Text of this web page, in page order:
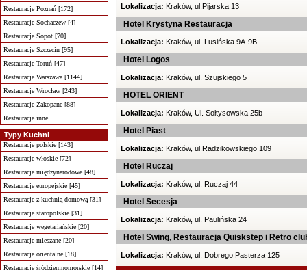
Restauracje Poznań [172]
Restauracje Sochaczew [4]
Restauracje Sopot [70]
Restauracje Szczecin [95]
Restauracje Toruń [47]
Restauracje Warszawa [1144]
Restauracje Wrocław [243]
Restauracje Zakopane [88]
Restauracje inne
Typy Kuchni
Restauracje polskie [143]
Restauracje włoskie [72]
Restauracje międzynarodowe [48]
Restauracje europejskie [45]
Restauracje z kuchnią domową [31]
Restauracje staropolskie [31]
Restauracje wegetariańskie [20]
Restauracje mieszane [20]
Restauracje orientalne [18]
Restauracje śródziemnomorskie [14]
Lokalizacja: Kraków, ul.Pijarska 13
Hotel Krystyna Restauracja
Lokalizacja: Kraków, ul. Lusińska 9A-9B
Hotel Logos
Lokalizacja: Kraków, ul. Szujskiego 5
HOTEL ORIENT
Lokalizacja: Kraków, Ul. Sołtysowska 25b
Hotel Piast
Lokalizacja: Kraków, ul.Radzikowskiego 109
Hotel Ruczaj
Lokalizacja: Kraków, ul. Ruczaj 44
Hotel Secesja
Lokalizacja: Kraków, ul. Paulińska 24
Hotel Swing, Restauracja Quiskstep i Retro
Lokalizacja: Kraków, ul. Dobrego Pasterza 125